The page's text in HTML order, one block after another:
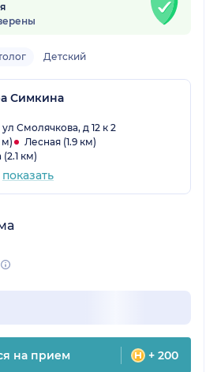
Детский
Симкина
Смолячкова, д 12 к 2
м)
Лесная (1.9 км)
км)
показать
на прием + 200